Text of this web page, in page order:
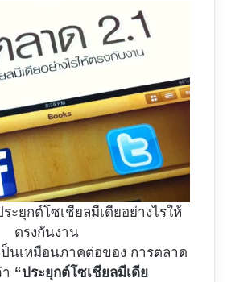
ะยุกต์โซเชียลมีเดียอย่างไรให้
ตรงกันงาน
ป็นเหมือนภาคต่อของ การตลาด
“ประยุกต์โซเชียลมีเดีย